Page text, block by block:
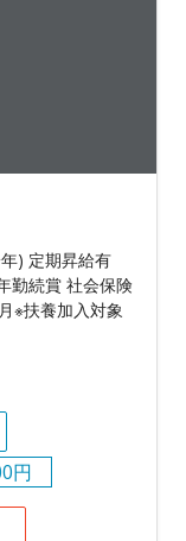
) 定期昇給有
勤続賞 社会保険
※扶養加入対象
円